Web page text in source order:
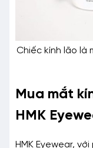
Chiếc kính lão là
Mua mắt
HMK
HMK Eyewear,